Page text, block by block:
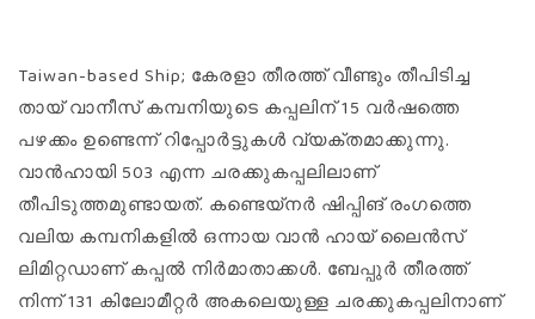
Taiwan-based Ship; കേരളാ തീരത്ത് വീണ്ടും തീപിടിച്ച
തായ് വാനീസ് കമ്പനിയുടെ കപ്പലിന് 15 വർഷത്തെ
പഴക്കം ഉണ്ടെന്ന് റിപ്പോർട്ടുകൾ വ്യക്തമാക്കുന്നു.
വാൻഹായി 503 എന്ന ചരക്കുകപ്പലിലാണ്
തീപിടുത്തമുണ്ടായത്. കണ്ടെയ്ന‍ർ ഷിപ്പിങ് രംഗത്തെ
വലിയ കമ്പനികളിൽ ഒന്നായ വാൻ ഹായ് ലൈൻസ്
ലിമിറ്റഡാണ് കപ്പൽ നി‍ർമാതാക്കൾ. ബേപ്പുർ തീരത്ത്
നിന്ന് 131 കിലോമീറ്റർ അകലെയുള്ള ചരക്കുകപ്പലിനാണ്